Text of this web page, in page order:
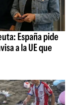
España pide
a la UE que